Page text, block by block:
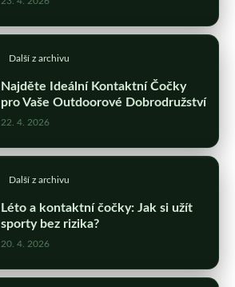
Další z archivu
Najděte Ideální Kontaktní Čočky
pro Vaše Outdoorové Dobrodružství
22. 4. 2026
Další z archivu
Léto a kontaktní čočky: Jak si užít
sporty bez rizika?
20. 4. 2026